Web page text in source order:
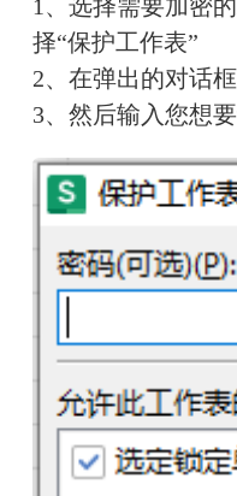
1、选择需要加密
择“保护工作表”
2、在弹出的对话
3、然后输入您想